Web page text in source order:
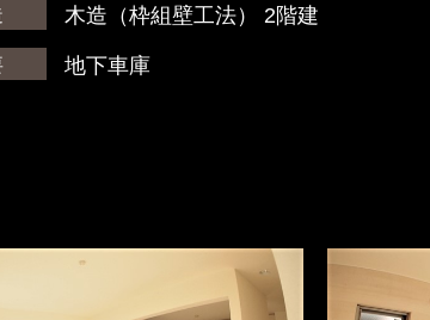
木造（枠組壁工法） 2階建
地下車庫